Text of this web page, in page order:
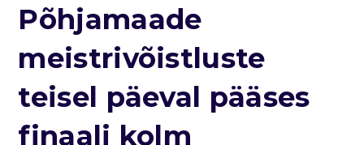
Põhjamaade
meistrivõistluste
teisel päeval pääses
finaali kolm